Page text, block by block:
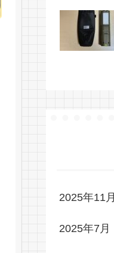
2025年11月
2025年7月